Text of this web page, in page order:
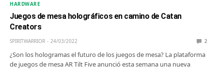
HARDWARE
Juegos de mesa holográficos en camino de Catan
Creators
SPIRITWARRIOR 24/03/2022 2
¿Son los hologramas el futuro de los juegos de mesa? La plataforma
de juegos de mesa AR Tilt Five anunció esta semana una nueva